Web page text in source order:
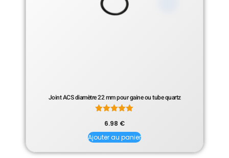
Joint ACS diamètre 22 mm pour gaine ou tube quartz
5.00
sur 5
6.98 €
Ajouter au panier